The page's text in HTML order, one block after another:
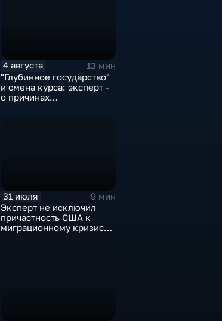
4 августа
13 мин
"Глубинное государство"
и смена курса: эксперт -
о причинах
31 июля
9 мин
Эксперт не исключил
причастность США к
миграционному кризису в